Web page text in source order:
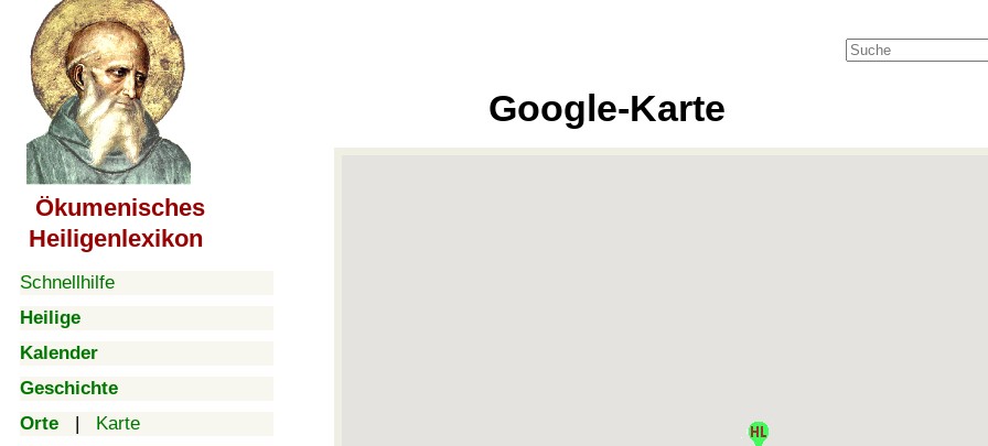
Ökumenisches
Heiligenlexikon
Schnellhilfe
Heilige
Kalender
Geschichte
Orte | Karte
Google-Karte